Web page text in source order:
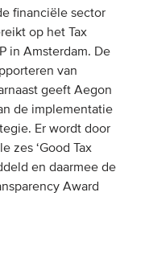
financiële sector
op het Tax
in Amsterdam. De
van
geeft Aegon
de implementatie
Er wordt door
zes ‘Good Tax
en daarmee de
Award